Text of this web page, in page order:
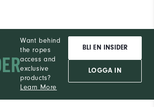
Want behind
the ropes
access and
exclusive
products?
Learn More
BLI EN INSIDER
LOGGA IN